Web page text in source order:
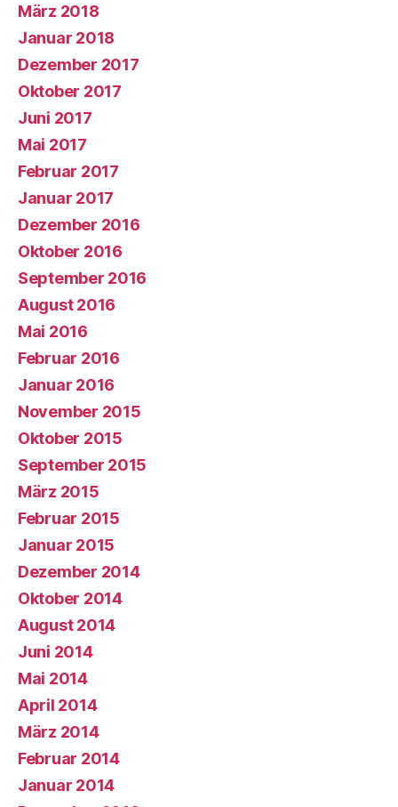
März 2018
Januar 2018
Dezember 2017
Oktober 2017
Juni 2017
Mai 2017
Februar 2017
Januar 2017
Dezember 2016
Oktober 2016
September 2016
August 2016
Mai 2016
Februar 2016
Januar 2016
November 2015
Oktober 2015
September 2015
März 2015
Februar 2015
Januar 2015
Dezember 2014
Oktober 2014
August 2014
Juni 2014
Mai 2014
April 2014
März 2014
Februar 2014
Januar 2014